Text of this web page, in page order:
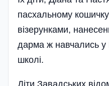
пасхальному
візерунками,
дарма ж навчались у
школі.
Діти Завадських